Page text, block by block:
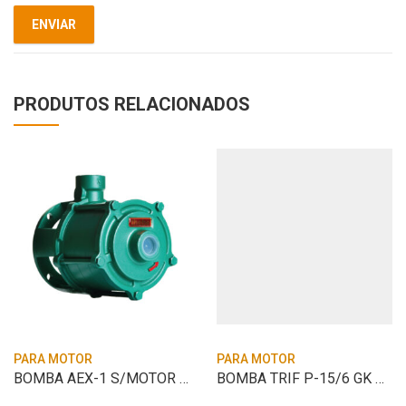
PRODUTOS RELACIONADOS
PARA MOTOR
BOMBA AEX-1 S/MOTOR BRANCO GAS. B4T 5.5H
PARA MOTOR
BOMBA TRIF P-15/6 GK AL 12.5CV MANCAL